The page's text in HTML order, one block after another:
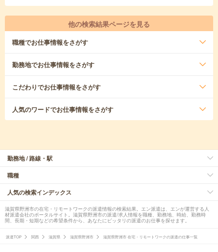
他の検索結果ページを見る
職種でお仕事情報をさがす
勤務地でお仕事情報をさがす
こだわりでお仕事情報をさがす
人気のワードでお仕事情報をさがす
勤務地 / 路線・駅
職種
人気の検索インデックス
滋賀県野洲市の在宅・リモートワークの派遣情報の検索結果。エン派遣は、エンが運営する人
材派遣会社のポータルサイト。滋賀県野洲市の派遣/求人情報を職種、勤務地、時給、勤務時
間、長期・短期などの希望条件から、あなたにピッタリの派遣のお仕事を探せます。
派遣TOP 関西 滋賀県 滋賀県野洲市 滋賀県野洲市 在宅・リモートワークの派遣の仕事一覧